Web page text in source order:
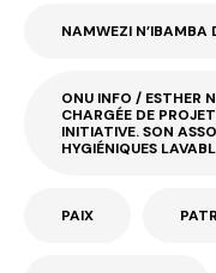
NAMWEZI N’IBAMBA
ONU INFO / ESTHER
CHARGÉE DE
INITIATIVE. SON
HYGIÉNIQUES
PAIX